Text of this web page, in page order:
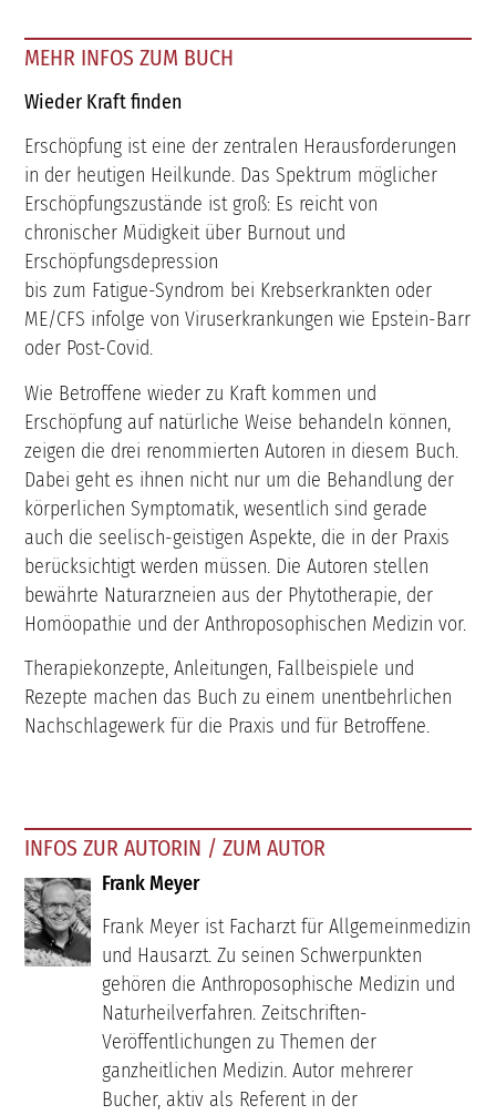
MEHR INFOS ZUM BUCH
Wieder Kraft finden
Erschöpfung ist eine der zentralen Herausforderungen
in der heutigen Heilkunde. Das Spektrum möglicher
Erschöpfungszustände ist groß: Es reicht von
chronischer Müdigkeit über Burnout und
Erschöpfungsdepression
bis zum Fatigue-Syndrom bei Krebserkrankten oder
ME/CFS infolge von Viruserkrankungen wie Epstein-Barr
oder Post-Covid.
Wie Betroffene wieder zu Kraft kommen und
Erschöpfung auf natürliche Weise behandeln können,
zeigen die drei renommierten Autoren in diesem Buch.
Dabei geht es ihnen nicht nur um die Behandlung der
körperlichen Symptomatik, wesentlich sind gerade
auch die seelisch-geistigen Aspekte, die in der Praxis
berücksichtigt werden müssen. Die Autoren stellen
bewährte Naturarzneien aus der Phytotherapie, der
Homöopathie und der Anthroposophischen Medizin vor.
Therapiekonzepte, Anleitungen, Fallbeispiele und
Rezepte machen das Buch zu einem unentbehrlichen
Nachschlagewerk für die Praxis und für Betroffene.
INFOS ZUR AUTORIN / ZUM AUTOR
Frank Meyer
Frank Meyer ist Facharzt für Allgemeinmedizin
und Hausarzt. Zu seinen Schwerpunkten
gehören die Anthroposophische Medizin und
Naturheilverfahren. Zeitschriften-
Veröffentlichungen zu Themen der
ganzheitlichen Medizin. Autor mehrerer
Bucher, aktiv als Referent in der